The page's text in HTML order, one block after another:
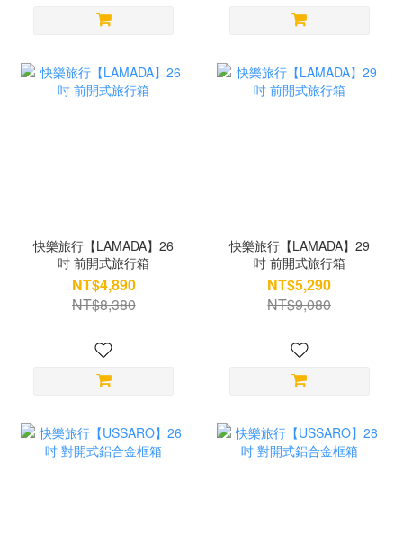
快樂旅行【LAMADA】26
吋 前開式旅行箱
NT$4,890
NT$8,380
快樂旅行【LAMADA】29
吋 前開式旅行箱
NT$5,290
NT$9,080